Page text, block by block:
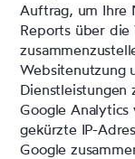
Auftrag, um Ihre
Reports über
Websitenutzung
Dienstleistungen
Google
gekürzte IP-
Google